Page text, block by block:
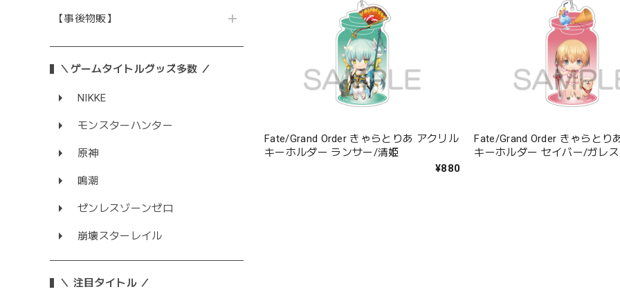
【事後物販】
＼ゲームタイトルグッズ多数 ／
NIKKE
モンスターハンター
原神
鳴潮
ゼンレスゾーンゼロ
崩壊スターレイル
＼ 注目タイトル ／
Fate/Grand Order きゃらとりあ アクリル
キーホルダー ランサー/清姫
¥880
Fate/Grand Order きゃらとり
キーホルダー セイバー/ガレス